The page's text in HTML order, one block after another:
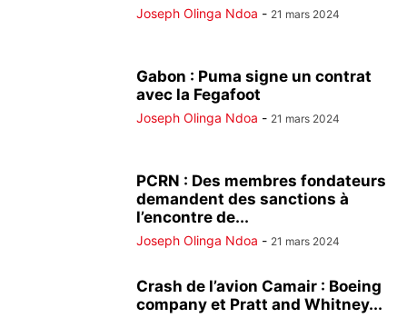
Joseph Olinga Ndoa - 21 mars 2024
Gabon : Puma signe un contrat
avec la Fegafoot
Joseph Olinga Ndoa - 21 mars 2024
PCRN : Des membres fondateurs
demandent des sanctions à
l’encontre de...
Joseph Olinga Ndoa - 21 mars 2024
Crash de l’avion Camair : Boeing
company et Pratt and Whitney...